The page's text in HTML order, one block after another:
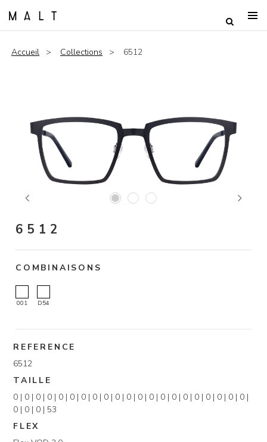
Accueil Collections 6512
Previous Next
6512
COMBINAISONS
001 D54
REFERENCE
6512
TAILLE
0 | 0 | 0 | 0 | 0 | 0 | 0 | 0 | 0 | 0 | 0 | 0 | 0 | 0 | 0 | 0 | 0 | 0 | 0 | 0 | 0 |
0 | 0 | 0 | 53
FLEX